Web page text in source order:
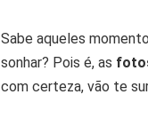
Sabe aqueles
sonhar? Pois é, as
com certeza, vão te